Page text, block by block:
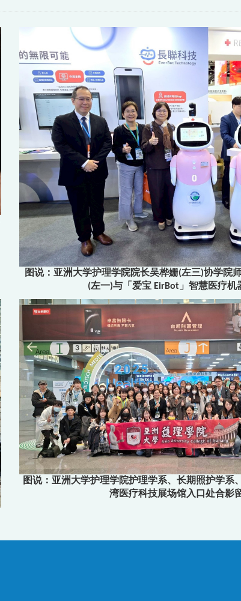
图说：亚洲大学护理学院院长吴桦姗(左三)协学院
(左一)与「爱宝 EirBot」智慧医疗机
图说：亚洲大学护理学院护理学系、长期照护学系
湾医疗科技展场馆入口处合影